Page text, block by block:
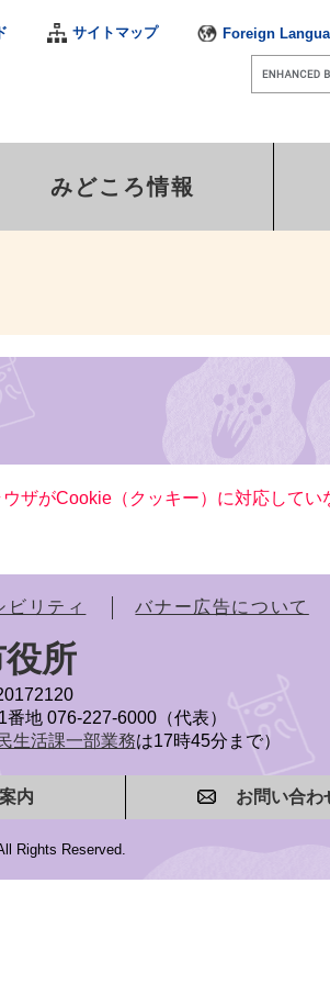
サイトマップ Foreign
みどころ情報
ザがCookie（クッキー）に対応してい
ビリティ バナー広告について
所
番地 076-227-6000（代表）
生活課一部業務は17時45分まで）
内 お問い合わ
Rights Reserved.